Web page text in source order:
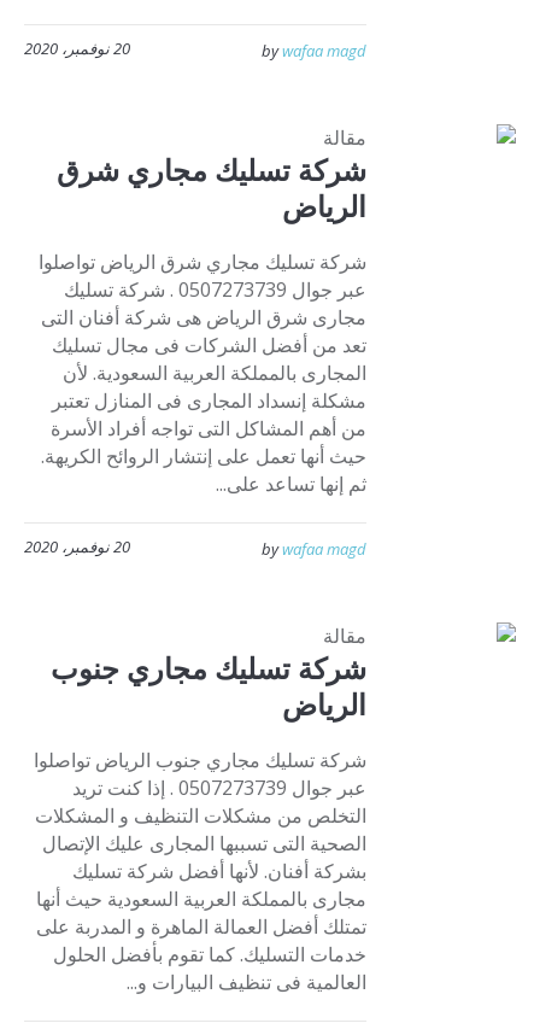
20 نوفمبر، 2020 bywafaa magd
مقالة
شركة تسليك مجاري شرق
الرياض
شركة تسليك مجاري شرق الرياض تواصلوا
عبر جوال 0507273739 . شركة تسليك
مجارى شرق الرياض هى شركة أفنان التى
تعد من أفضل الشركات فى مجال تسليك
المجارى بالمملكة العربية السعودية. لأن
مشكلة إنسداد المجارى فى المنازل تعتبر
من أهم المشاكل التى تواجه أفراد الأسرة
حيث أنها تعمل على إنتشار الروائح الكريهة.
ثم إنها تساعد على...
20 نوفمبر، 2020 bywafaa magd
مقالة
شركة تسليك مجاري جنوب
الرياض
شركة تسليك مجاري جنوب الرياض تواصلوا
عبر جوال 0507273739 . إذا كنت تريد
التخلص من مشكلات التنظيف و المشكلات
الصحية التى تسببها المجارى عليك الإتصال
بشركة أفنان. لأنها أفضل شركة تسليك
مجارى بالمملكة العربية السعودية حيث أنها
تمتلك أفضل العمالة الماهرة و المدربة على
خدمات التسليك. كما تقوم بأفضل الحلول
العالمية فى تنظيف البيارات و...